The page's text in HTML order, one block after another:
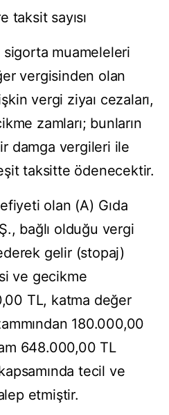
taksit sayısı
sigorta muameleleri
vergisinden olan
vergi ziyaı cezaları,
zamları; bunların
damga vergileri ile
taksitte ödenecektir.
olan (A) Gıda
bağlı olduğu vergi
gelir (stopaj)
ve gecikme
TL, katma değer
180.000,00
648.000,00 TL
tecil ve
etmiştir.